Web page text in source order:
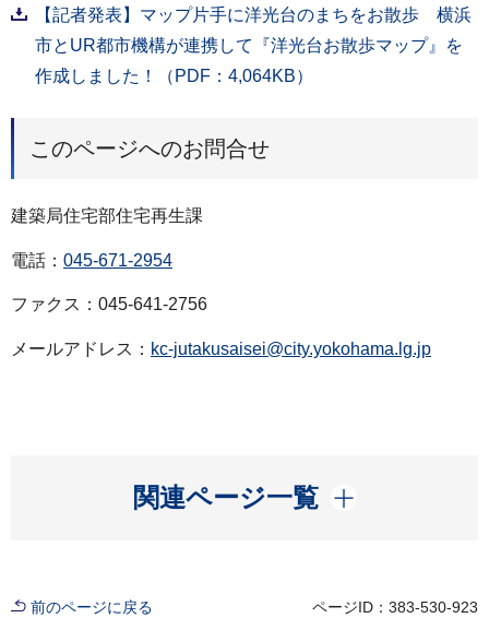
【記者発表】マップ片手に洋光台のまちをお散歩 横浜
市とUR都市機構が連携して『洋光台お散歩マップ』を
作成しました！（PDF：4,064KB）
このページへのお問合せ
建築局住宅部住宅再生課
電話： 045-671-2954
ファクス：045-641-2756
メールアドレス： kc-jutakusaisei@city.yokohama.lg.jp
関連ページ一覧
開く
前のページに戻る ページID：383-530-923